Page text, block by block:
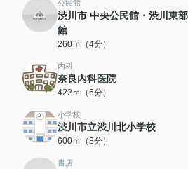
公民館
渋川市 中央公民館・渋川東
館
260ｍ（4分）
内科
奈良内科医院
422ｍ（6分）
小学校
渋川市立渋川北小学校
600ｍ（8分）
書店